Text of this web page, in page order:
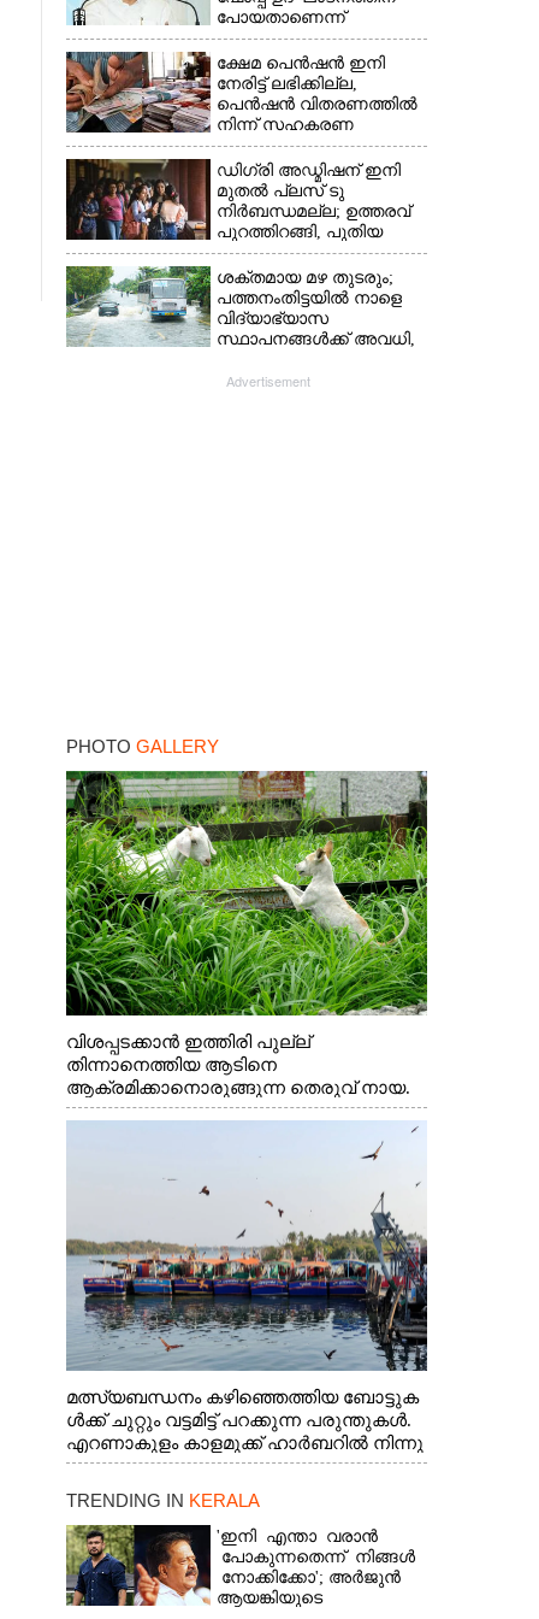
പോയതാണെന്ന്
വിചാരിച്ചു, 400 കോടിയുടെ
പ്രോജക്ടാണ് അത്'
ക്ഷേമ പെൻഷൻ ഇനി
നേരിട്ട് ലഭിക്കില്ല,​
പെൻഷൻ വിതരണത്തിൽ
നിന്ന് സഹകരണ
ബാങ്കുകളെ ഒഴിവാക്കി
ഡിഗ്രി അഡ്മിഷന് ഇനി
മുതൽ പ്ലസ് ടു
നിർബന്ധമല്ല; ഉത്തരവ്
പുറത്തിറങ്ങി, പുതിയ
മാറ്റങ്ങൾ അറിയാം
ശക്തമായ മഴ തുടരും;
പത്തനംതിട്ടയിൽ നാളെ
വിദ്യാഭ്യാസ
സ്ഥാപനങ്ങൾക്ക് അവധി,​
നാളെ ഓറഞ്ചും അലർട്ട്
Advertisement
PHOTO GALLERY
വിശപ്പടക്കാൻ ഇത്തിരി പുല്ല്
തിന്നാനെത്തിയ ആടിനെ
ആക്രമിക്കാനൊരുങ്ങുന്ന തെരുവ് നായ.
എറണാകുളം വാത്തുരുത്തിയിൽ നിന്നുള്ള
മത്സ്യബന്ധനം കഴിഞ്ഞെത്തിയ ബോട്ടുക
ൾക്ക് ചുറ്റും വട്ടമിട്ട് പറക്കുന്ന പരുന്തുകൾ.
എറണാകുളം കാളമുക്ക് ഹാർബറിൽ നിന്നു
ള്ള കാഴ്ച
TRENDING IN KERALA
'ഇനി എന്താ വരാൻ
പോകുന്നതെന്ന് നിങ്ങൾ
നോക്കിക്കോ'; അർജുൻ
ആയങ്കിയുടെ